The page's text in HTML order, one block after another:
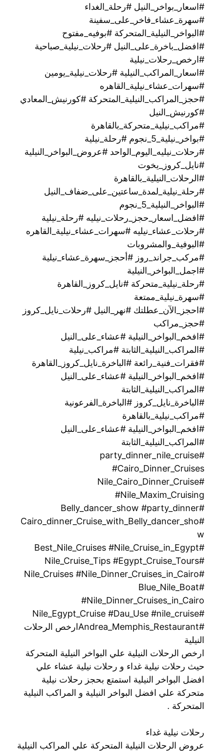
#اسعار_بواخر_النيل #رحلة_الغداء
#سهرة_عشاء_فاخر_على_سفينة
#البواخر_النيلية_المتحركة #بوفيه_مفتوح
#افضل_باخرة_على_النيل #رحلات_نيلية_صباحية
#ارخص_رحلات_نيلية
#اسعار_المراكب_النيلية #رحلات_نيلية_يومين
#سهرات_عشاء_نيلية_القاهره
#حجز_المراكب_النيلية_المتحركة #كورنيش_المعادي
#كورنيش_النيل
#مراكب_نيلية_متحركة_بالقاهرة
#بواخر_نيلية_5_نجوم #رحلة_نيلية
#رحلات_نيليه_اليوم_الواحد #عروض_البواخر_النيلية
#نايل_كروز_يخوت
#الرحلات_النيلية_بالقاهرة
#رحلة_نيلية_لمدة_ساعتين_على_ضفاف_النيل
#البواخر_النيلية_5_نجوم
#افضل_اسعار_حجز_رحلات_نيليه #رحلة_نيلية
#رحلات_عشاء_نيليه #سهرات_عشاء_نيلية_القاهره
#البوفية_والمشروبات
#مركب_جراند_روز #أحجز_سهرة_عشاء_نيلية
#اجمل_البواخر_النيلية
#رحلة_نيلية_متحركة ‫#نايل_كروز_القاهرة
#سهرة_نيلية_ممتعة
#احجز_الآن_عطلتك #نهر_النيل #رحلات_نايل_كروز
#حجز_مراكب
#افخم_البواخر_النيلية #عشاء_على_النيل
#المراكب_النيلية_الثابتة #مراكب_نيلية
#فقرات_فنية_رائعة #الباخرة_نايل_كروز_القاهرة
#افخم_البواخر_النيلية #عشاء_على_النيل
#المراكب_النيلية_الثابتة
#الباخرة_نايل_كروز #الباخرة_الفرعونية
#مراكب_نيلية_بالقاهرة
#افخم_البواخر_النيلية #عشاء_على_النيل
#المراكب_النيلية_الثابتة
#party_dinner_nile_cruise
#Cairo_Dinner_Cruises
#Nile_Cairo_Dinner_Cruise
#Nile_Maxim_Cruising
#Belly_dancer_show #party_dinner
#Cairo_dinner_Cruise_with_Belly_dancer_sho
w
#Best_Nile_Cruises #Nile_Cruise_in_Egypt
#Nile_Cruise_Tips #Egypt_Cruise_Tours
#Nile_Cruises #Nile_Dinner_Cruises_in_Cairo
#Blue_Nile_Boat
#Nile_Dinner_Cruises_in_Cairo
#Nile_Egypt_Cruise #Dau_Use #nile_cruise
#Andrea_Memphis_Restaurantارخص الرحلات
النيلية
ارخص الرحلات النيلية علي البواخر النيلية المتحركة
حيث رحلات نيلية غداء و رحلات نيلية عشاء علي
افضل البواخر النيلية استمتع بحجز رحلات نيلية
متحركة علي افضل البواخر النيلية و المراكب النيلية
المتحركة .
رحلات نيلية غداء
عروض الرحلات النيلية المتحركة علي المراكب النيلية